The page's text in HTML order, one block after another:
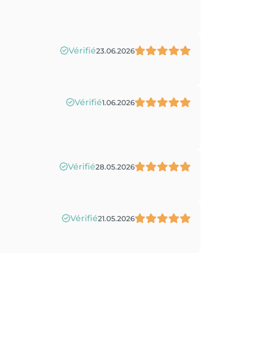
Vérifié23.06.2026
Vérifié1.06.2026
Vérifié28.05.2026
Vérifié21.05.2026